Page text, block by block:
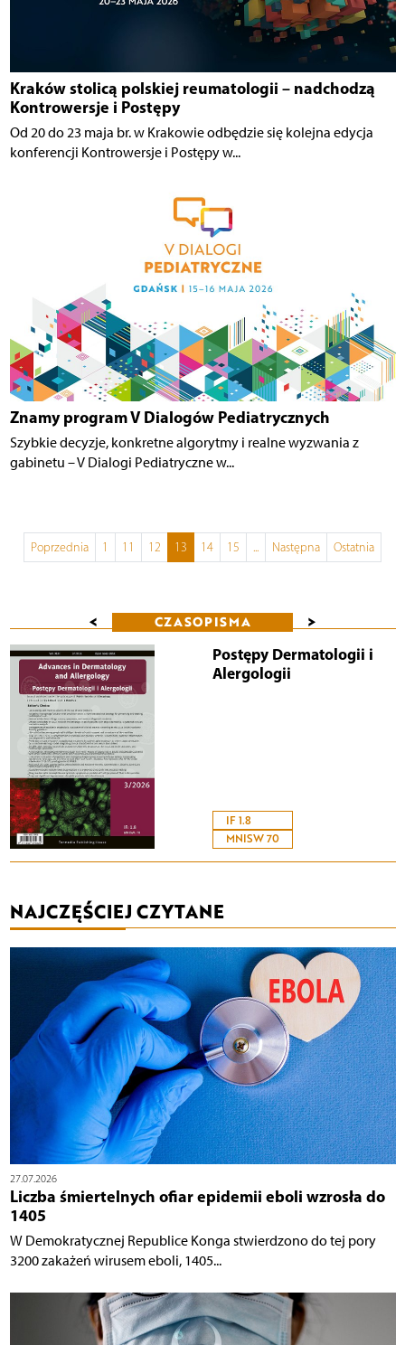
Kraków stolicą polskiej reumatologii – nadchodzą
Kontrowersje i Postępy
Od 20 do 23 maja br. w Krakowie odbędzie się kolejna edycja
konferencji Kontrowersje i Postępy w...
Znamy program V Dialogów Pediatrycznych
Szybkie decyzje, konkretne algorytmy i realne wyzwania z
gabinetu – V Dialogi Pediatryczne w...
Poprzednia 1 11 12 13 14 15 ... Następna Ostatnia
< CZASOPISMA >
Postępy Dermatologii i
Alergologii
IF 1.8
MNISW 70
NAJCZĘŚCIEJ CZYTANE
27.07.2026
Liczba śmiertelnych ofiar epidemii eboli wzrosła do
1405
W Demokratycznej Republice Konga stwierdzono do tej pory
3200 zakażeń wirusem eboli, 1405...